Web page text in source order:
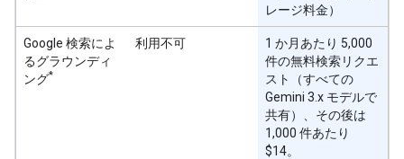
レージ料金）
Google 検索によ
るグラウンディ
ング*
利用不可
1 か月あたり 5,000
件の無料検索リクエ
スト（すべての
Gemini 3.x モデルで
共有）、その後は
1,000 件あたり
$14。